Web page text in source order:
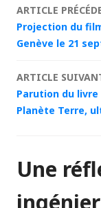
des
articles
ARTICLE
Projection du
Genève le 21
ARTICLE
Parution du
Planète Terre,
Une